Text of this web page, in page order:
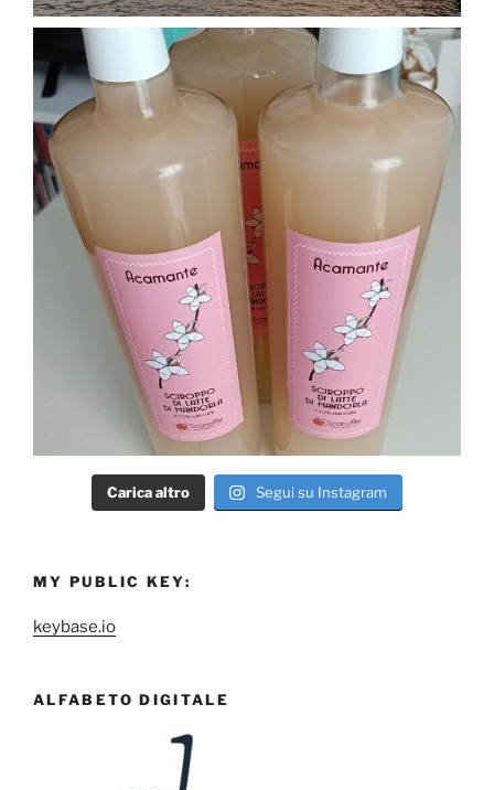
Carica altro Segui su Instagram
MY PUBLIC KEY:
keybase.io
ALFABETO DIGITALE